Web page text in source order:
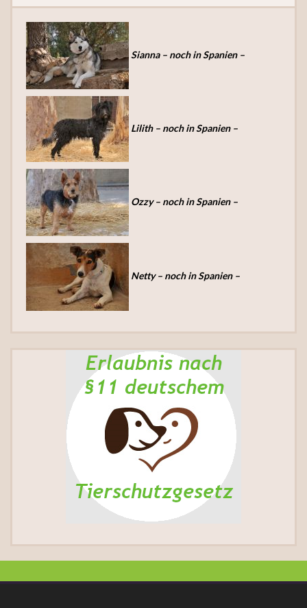
Sianna – noch in Spanien –
Lilith – noch in Spanien –
Ozzy – noch in Spanien –
Netty – noch in Spanien –